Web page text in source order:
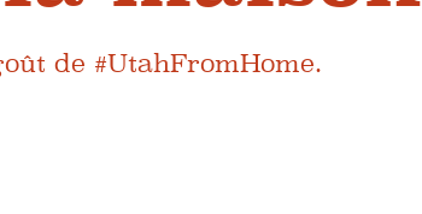
de #UtahFromHome.